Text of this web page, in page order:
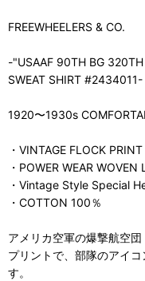
FREEWHEELERS & CO.
-"USAAF 90TH BG
SWEAT SHIRT #2434011-
1920〜1930s
・VINTAGE FLOCK PRINT
・POWER WEAR WOVEN
・Vintage Style Special
・COTTON 100％
アメリカ空軍の爆撃航空
プリントで、部隊のアイ
す。